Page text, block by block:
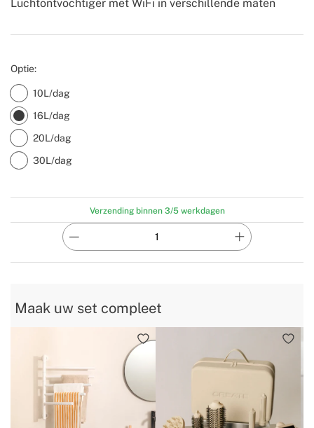
Luchtontvochtiger met WiFi in verschillende maten
Create
Optie:
10L/dag
16L/dag
20L/dag
30L/dag
Verzending binnen 3/5 werkdagen
Maak uw set compleet